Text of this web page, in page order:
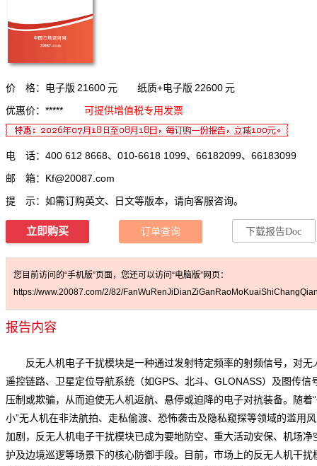
价 格：电子版 21600 元 纸质+电子版 22600 元
优惠价：*****
可提供增值税专用发票
电 话：400 612 8668、010-6618 1099、66182099、66183099
邮 箱： Kf@20087.com
提 示：如需订购英文、日文等版本，请向客服咨询。
立即购买 订单查询 下载报告Doc
您目前访问的“手机版”页面，您还可以访问“电脑版”网页：
https://www.20087.com/2/82/
报告内容
反无人机电子干扰模块是一种通过发射特定频率的射频信号，对无
遥控链路、卫星定位导航系统（如GPS、北斗、GLONASS）及图传信
压制或欺骗，从而迫使无人机返航、悬停或迫降的电子对抗装备。随着
小”无人机在非法航拍、走私偷渡、恐怖袭击及隐私窥探等领域的滥用
加剧，反无人机电子干扰模块已成为要地防空、重大活动安保、机场净
护及边境巡逻等场景下的核心防御手段。目前，市场上的反无人机干扰